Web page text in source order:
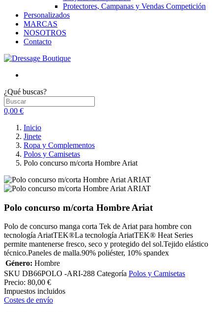
Protectores, Campanas y Vendas Competición
Personalizados
MARCAS
NOSOTROS
Contacto
¿Qué buscas?
0,00 €
Inicio
Jinete
Ropa y Complementos
Polos y Camisetas
Polo concurso m/corta Hombre Ariat
Polo concurso m/corta Hombre Ariat
Polo de concurso manga corta Tek de Ariat para hombre con
tecnología AriatTEK®La tecnología AriatTEK® Heat Series
permite mantenerse fresco, seco y protegido del sol.Tejido elástico
técnico.Paneles de malla.90% poliéster, 10% spandex
Género: Hombre
SKU DB66POLO -ARI-288 Categoría Polos y Camisetas
Precio: 80,00 €
Impuestos incluidos
Costes de envío